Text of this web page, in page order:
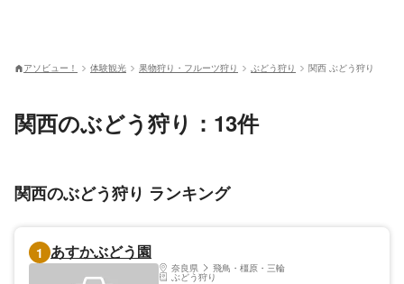
アソビュー！ 体験観光 果物狩り・フルーツ狩り ぶどう狩り 関西 ぶどう狩り
関西のぶどう狩り：13件
関西のぶどう狩り ランキング
1 あすかぶどう園
奈良県 飛鳥・橿原・三輪
ぶどう狩り